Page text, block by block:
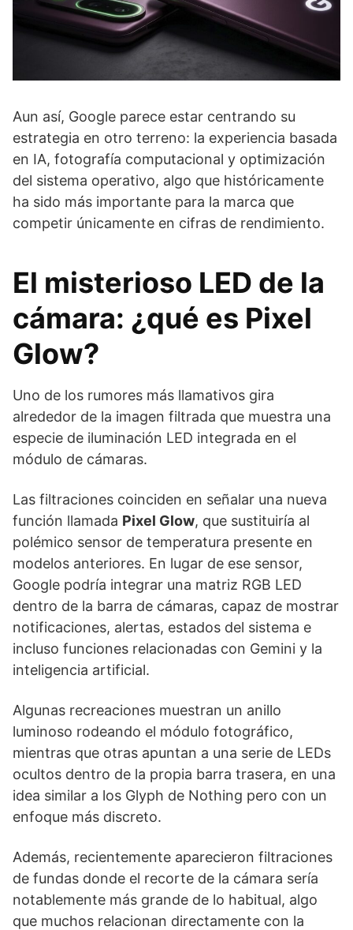
Aun así, Google parece estar centrando su
estrategia en otro terreno: la experiencia basada
en IA, fotografía computacional y optimización
del sistema operativo, algo que históricamente
ha sido más importante para la marca que
competir únicamente en cifras de rendimiento.
El misterioso LED de la
cámara: ¿qué es Pixel
Glow?
Uno de los rumores más llamativos gira
alrededor de la imagen filtrada que muestra una
especie de iluminación LED integrada en el
módulo de cámaras.
Las filtraciones coinciden en señalar una nueva
función llamada Pixel Glow, que sustituiría al
polémico sensor de temperatura presente en
modelos anteriores. En lugar de ese sensor,
Google podría integrar una matriz RGB LED
dentro de la barra de cámaras, capaz de mostrar
notificaciones, alertas, estados del sistema e
incluso funciones relacionadas con Gemini y la
inteligencia artificial.
Algunas recreaciones muestran un anillo
luminoso rodeando el módulo fotográfico,
mientras que otras apuntan a una serie de LEDs
ocultos dentro de la propia barra trasera, en una
idea similar a los Glyph de Nothing pero con un
enfoque más discreto.
Además, recientemente aparecieron filtraciones
de fundas donde el recorte de la cámara sería
notablemente más grande de lo habitual, algo
que muchos relacionan directamente con la